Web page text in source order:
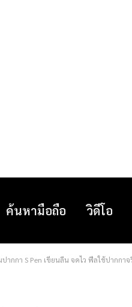
ค้นหามือถือ วิดีโอ
ากกา S Pen เขียนลื่น จดไว ฟีลใช้ปากกาจ